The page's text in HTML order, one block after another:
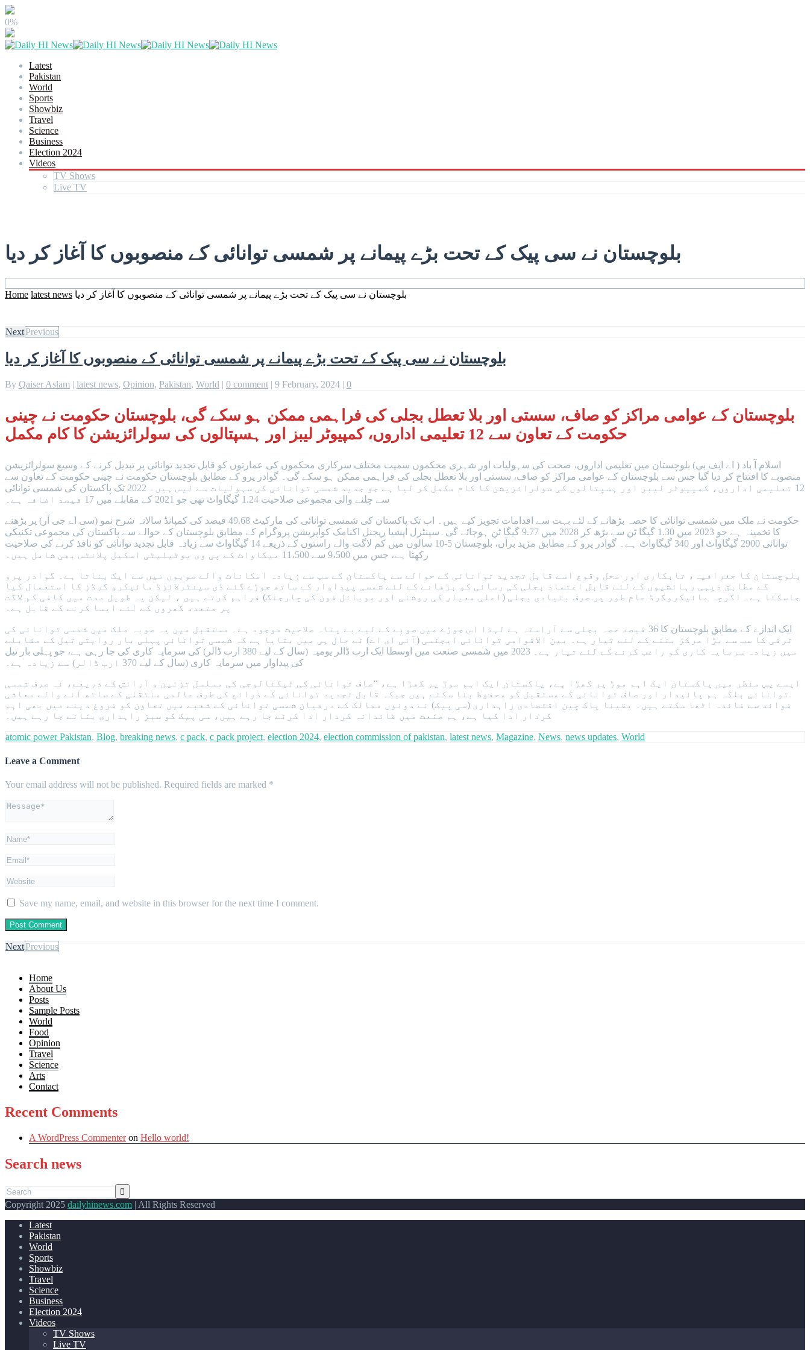
0%
Latest
Pakistan
World
Sports
Showbiz
Travel
Science
Business
Election 2024
Videos
TV Shows
Live TV
بلوچستان نے سی پیک کے تحت بڑے پیمانے پر شمسی توانائی کے منصوبوں کا آغاز کر دیا
Home latest news بلوچستان نے سی پیک کے تحت بڑے پیمانے پر شمسی توانائی کے منصوبوں کا آغاز کر دیا
NextPrevious
بلوچستان نے سی پیک کے تحت بڑے پیمانے پر شمسی توانائی کے منصوبوں کا آغاز کر دیا
By Qaiser Aslam | latest news, Opinion, Pakistan, World | 0 comment | 9 February, 2024 | 0
بلوچستان کے عوامی مراکز کو صاف، سستی اور بلا تعطل بجلی کی فراہمی ممکن ہو سکے گی، بلوچستان حکومت نے چینی
حکومت کے تعاون سے 12 تعلیمی اداروں، کمپیوٹر لیبز اور ہسپتالوں کی سولرائزیشن کا کام مکمل
اسلام آ باد ( اے ایف بی) بلوچستان میں تعلیمی اداروں، صحت کی سہولیات اور شہری محکموں سمیت مختلف سرکاری محکموں کی عمارتوں کو قابل تجدید توانائی پر تبدیل کرنے کے وسیع سولرائزیشن
منصوبے کا افتتاح کر دیا گیا جس سے بلوچستان کے عوامی مراکز کو صاف، سستی اور بلا تعطل بجلی کی فراہمی ممکن ہو سکے گی۔ گوادر پرو کے مطابق بلوچستان حکومت نے چینی حکومت کے تعاون سے
12 تعلیمی اداروں، کمپیوٹر لیبز اور ہسپتالوں کی سولرائزیشن کا کام مکمل کر لیا ہے جو جدید شمسی توانائی کی سہولیات سے لیس ہیں۔ 2022 تک پاکستان کی شمسی توانائی
سے چلنے والی مجموعی صلاحیت 1.24 گیگاواٹ تھی جو 2021 کے مقابلے میں 17 فیصد اضافہ ہے۔
حکومت نے ملک میں شمسی توانائی کا حصہ بڑھانے کے لئے بہت سے اقدامات تجویز کیے ہیں۔ اب تک پاکستان کی شمسی توانائی کی مارکیٹ 49.68 فیصد کی کمپانڈ سالانہ شرح نمو (سی اے جی آر) پر بڑھنے
کا تخمینہ ہے جو 2023 میں 1.30 گیگا ٹن سے بڑھ کر 2028 میں 9.77 گیگا ٹن ہوجائے گی۔سینٹرل ایشیا ریجنل اکنامک کوآپریشن پروگرام کے مطابق بلوچستان کے حوالے سے پاکستان کی مجموعی تکنیکی
توانائی 2900 گیگاواٹ اور 340 گیگاواٹ ہے۔ گوادر پرو کے مطابق مزید برآں، بلوچستان 5-10 سالوں میں کم لاگت والے راستوں کے ذریعے 14 گیگاواٹ سے زیادہ قابل تجدید توانائی کو نافذ کرنے کی صلاحیت
رکھتا ہے، جس میں 9،500 سے 11،500 میگاواٹ کے پی وی یوٹیلیٹی اسکیل پلانٹس بھی شامل ہیں۔
بلوچستان کا جغرافیہ، تابکاری اور محل وقوع اسے قابل تجدید توانائی کے حوالے سے پاکستان کے سب سے زیادہ امکانات والے صوبوں میں سے ایک بناتا ہے۔ گوادر پرو
کے مطابق دیہی رہائشیوں کے لئے قابل اعتماد بجلی کی رسائی کو بڑھانے کے لئے شمسی پیداوار کے ساتھ جوڑے گئے ڈی سینٹرلائزڈ مائیکرو گرڈز کا استعمال کیا
جاسکتا ہے۔ اگرچہ مائیکروگرڈ عام طور پر صرف بنیادی بجلی (اعلی معیار کی روشنی اور موبائل فون کی چارجنگ) فراہم کرتے ہیں ، لیکن یہ طویل مدت میں کافی کم لاگت
پر متعدد گھروں کے لئے ایسا کرنے کے قابل ہے۔
ایک اندازے کے مطابق بلوچستان کا 36 فیصد حصہ بجلی سے آراستہ ہے لہذا اس جوڑے میں صوبے کے لیے بے پناہ صلاحیت موجود ہے۔ مستقبل میں یہ صوبہ ملک میں شمسی توانائی کی
ترقی کا سب سے بڑا مرکز بننے کے لئے تیار ہے۔ بین الاقوامی توانائی ایجنسی (آئی ای اے) نے حال ہی میں بتایا ہے کہ شمسی توانائی پہلی بار روایتی تیل کے مقابلے
میں زیادہ سرمایہ کاری کو راغب کرنے کے لئے تیار ہے۔ 2023 میں شمسی صنعت میں اوسطا ایک ارب ڈالر یومیہ (سال کے لیے 380 ارب ڈالر) کی سرمایہ کاری کی جا رہی ہے، جو پہلی بار تیل
کی پیداوار میں سرمایہ کاری (سال کے لیے 370 ارب ڈالر) سے زیادہ ہے۔
ایسے پس منظر میں پاکستان ایک اہم موڑ پر کھڑا ہے، پاکستان ایک اہم موڑ پر کھڑا ہے، “صاف توانائی کی ٹیکنالوجی کی مسلسل تزئین و آرائش کے ذریعے، نہ صرف شمسی
توانائی بلکہ ہم پائیدار اور صاف توانائی کے مستقبل کو محفوظ بنا سکتے ہیں جبکہ قابل تجدید توانائی کے ذرائع کی طرف عالمی منتقلی کے ساتھ آنے والے معاشی
فوائد سے فائدہ اٹھا سکتے ہیں۔ یقینا پاک چین اقتصادی راہداری (سی پیک) نے دونوں ممالک کے درمیان شمسی توانائی کے شعبے میں تعاون کو فروغ دینے میں بھی اہم
کردار ادا کیا ہے، ہم صنعت میں قائدانہ کردار ادا کرنے جا رہے ہیں، سی پیک کو سبز راہداری بنانے جا رہے ہیں۔
atomic power Pakistan, Blog, breaking news, c pack, c pack project, election 2024, election commission of pakistan, latest news, Magazine, News, news updates, World
Leave a Comment
Your email address will not be published. Required fields are marked *
Save my name, email, and website in this browser for the next time I comment.
NextPrevious
Home
About Us
Posts
Sample Posts
World
Food
Opinion
Travel
Science
Arts
Contact
Recent Comments
A WordPress Commenteron Hello world!
Search news
Copyright 2025 dailyhinews.com | All Rights Reserved
Latest
Pakistan
World
Sports
Showbiz
Travel
Science
Business
Election 2024
Videos
TV Shows
Live TV